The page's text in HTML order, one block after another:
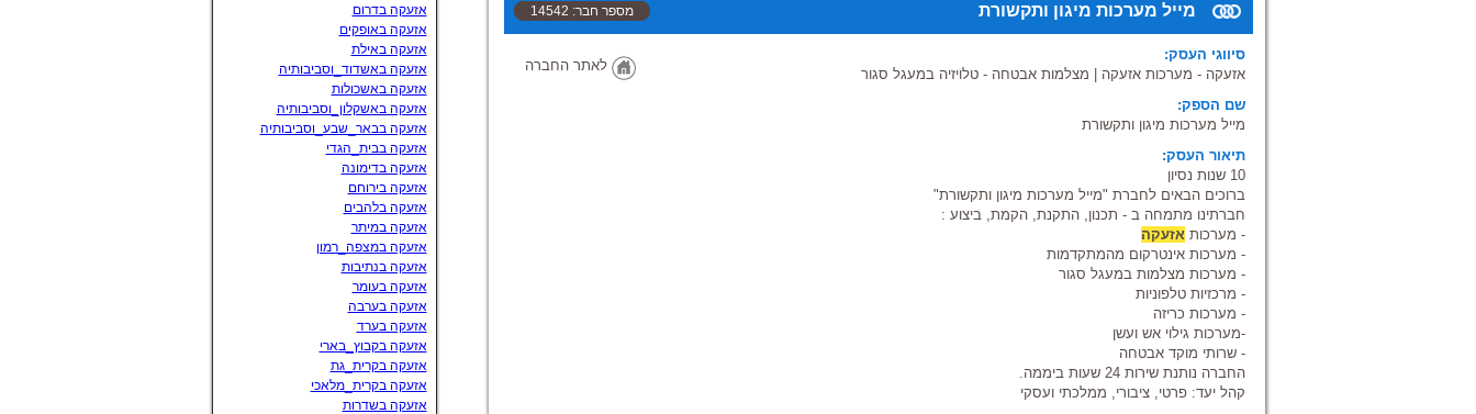
תלמיד אהב לעסוק ולתקן מכשירים אלקטרוניים ובהמשך למד את המקצוע
בקולג'- וסיים את הלימודים בהצטיינות.
הוא תמיד מעודכן בחידושים וקידומים טכנולוגיים,חוקר ומכיר כל רכיב חדש
אמין, נעים וצנוע. ההצעות המחיר שלו הוגנות ותואמות את השוק.
אלון הוא איש מקצוע שאין הרבה כמותו.
"אני מצפה לפגוש אתכם ולעזור לכם ולפתח פתרונות – ולבצע אותם! אז
למה אתם מחכים, בואו ניפגש! "
אלון רזניקוב – בעל העסק
שרות במרכז, בשפלה, בשרון, בשרון הדרומי, בשרון הצפוני, בעמק חפר,
בשומרון, בנתניה, בחדרה , בבנימניה, בזכרון יעקב, בחיפה וסביבותיה.
מייל מערכות מיגון ותקשורת מספר חבר: 14542
סיווגי העסק:
אזעקה - מערכות אזעקה
מצלמות אבטחה - טלויזיה במעגל סגור
שם הספק:
מייל מערכות מיגון ותקשורת
תיאור העסק:
10 שנות נסיון
ברוכים הבאים לחברת "מייל מערכות מיגון ותקשורת"
חברתינו מתמחה ב - תכנון, התקנת, הקמת, ביצוע :
- מערכות אזעקה
- מערכות אינטרקום מהמתקדמות
- מערכות מצלמות במעגל סגור
- מרכזיות טלפוניות
- מערכות כריזה
-מערכות גילוי אש ועשן
- שרותי מוקד אבטחה
החברה נותנת שירות 24 שעות ביממה.
קהל יעד: פרטי, ציבורי, ממלכתי ועסקי
לאתר החברה
אזעקה בדרום
אזעקה באופקים
אזעקה באילת
אזעקה באשדוד_וסביבותיה
אזעקה באשכולות
אזעקה באשקלון_וסביבותיה
אזעקה בבאר_שבע_וסביבותיה
אזעקה בבית_הגדי
אזעקה בדימונה
אזעקה בירוחם
אזעקה בלהבים
אזעקה במיתר
אזעקה במצפה_רמון
אזעקה בנתיבות
אזעקה בעומר
אזעקה בערבה
אזעקה בערד
אזעקה בקבוץ_בארי
אזעקה בקרית_גת
אזעקה בקרית_מלאכי
אזעקה בשדרות